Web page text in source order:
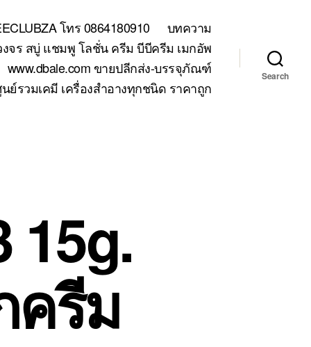
โทร 0864180910
บทความ
งจร สบู่ แชมพู โลชั่น ครีม บีบีครีม เมกอัพ
www.dbale.com ขายปลีกส่ง-บรรจุภัณฑ์
รวมเคมี เครื่องสำอางทุกชนิด ราคาถูก
Search
15g.
ครีม